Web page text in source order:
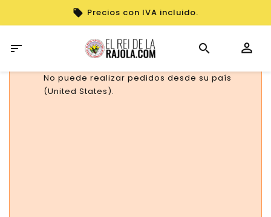
Precios con IVA incluido.

No puede realizar pedidos desde su país
(United States).